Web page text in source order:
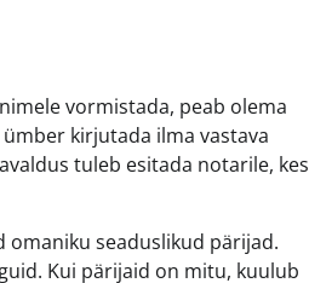
vormistada, peab olema
kirjutada ilma vastava
tuleb esitada notarile, kes
seaduslikud pärijad.
Kui pärijaid on mitu, kuulub